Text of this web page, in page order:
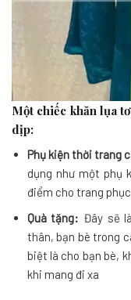
Một chiếc khăn lụa
dịp:
Phụ kiện thời trang
dụng như một phụ
điểm cho trang
Quà tặng: Đây sẽ
thân, bạn bè trong
biệt là cho bạn bè,
khi mang đi xa